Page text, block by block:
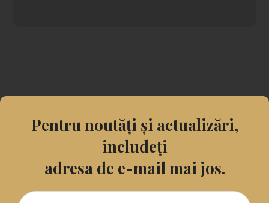
Pentru noutăți și actualizări,
includeți
adresa de e-mail mai jos.